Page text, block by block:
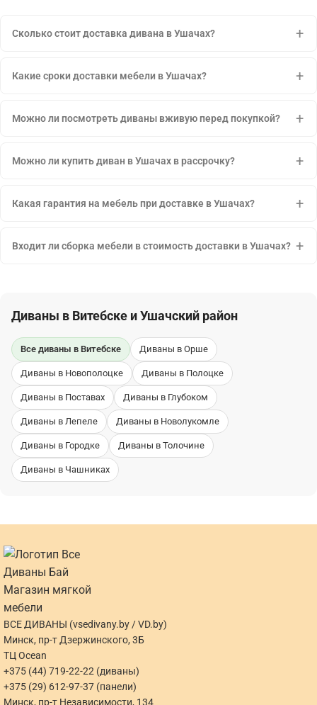
Сколько стоит доставка дивана в Ушачах?
Какие сроки доставки мебели в Ушачах?
Можно ли посмотреть диваны вживую перед покупкой?
Можно ли купить диван в Ушачах в рассрочку?
Какая гарантия на мебель при доставке в Ушачах?
Входит ли сборка мебели в стоимость доставки в Ушачах?
Диваны в Витебске и Ушачский район
Все диваны в Витебске Диваны в Орше
Диваны в Новополоцке Диваны в Полоцке
Диваны в Поставах Диваны в Глубоком
Диваны в Лепеле Диваны в Новолукомле
Диваны в Городке Диваны в Толочине
Диваны в Чашниках
ВСЕ ДИВАНЫ (vsedivany.by / VD.by)
Минск, пр-т Дзержинского, 3Б
ТЦ Ocean
+375 (44) 719-22-22 (диваны)
+375 (29) 612-97-37 (панели)
Минск, пр-т Независимости, 134